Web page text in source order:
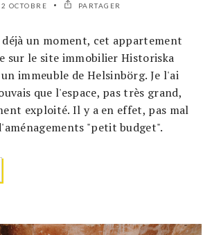
OCTOBRE PARTAGER
un moment, cet appartement
sur le site immobilier Historiska
immeuble de Helsinbörg. Je l'ai
que l'espace, pas très grand,
exploité. Il y a en effet, pas mal
"petit budget".